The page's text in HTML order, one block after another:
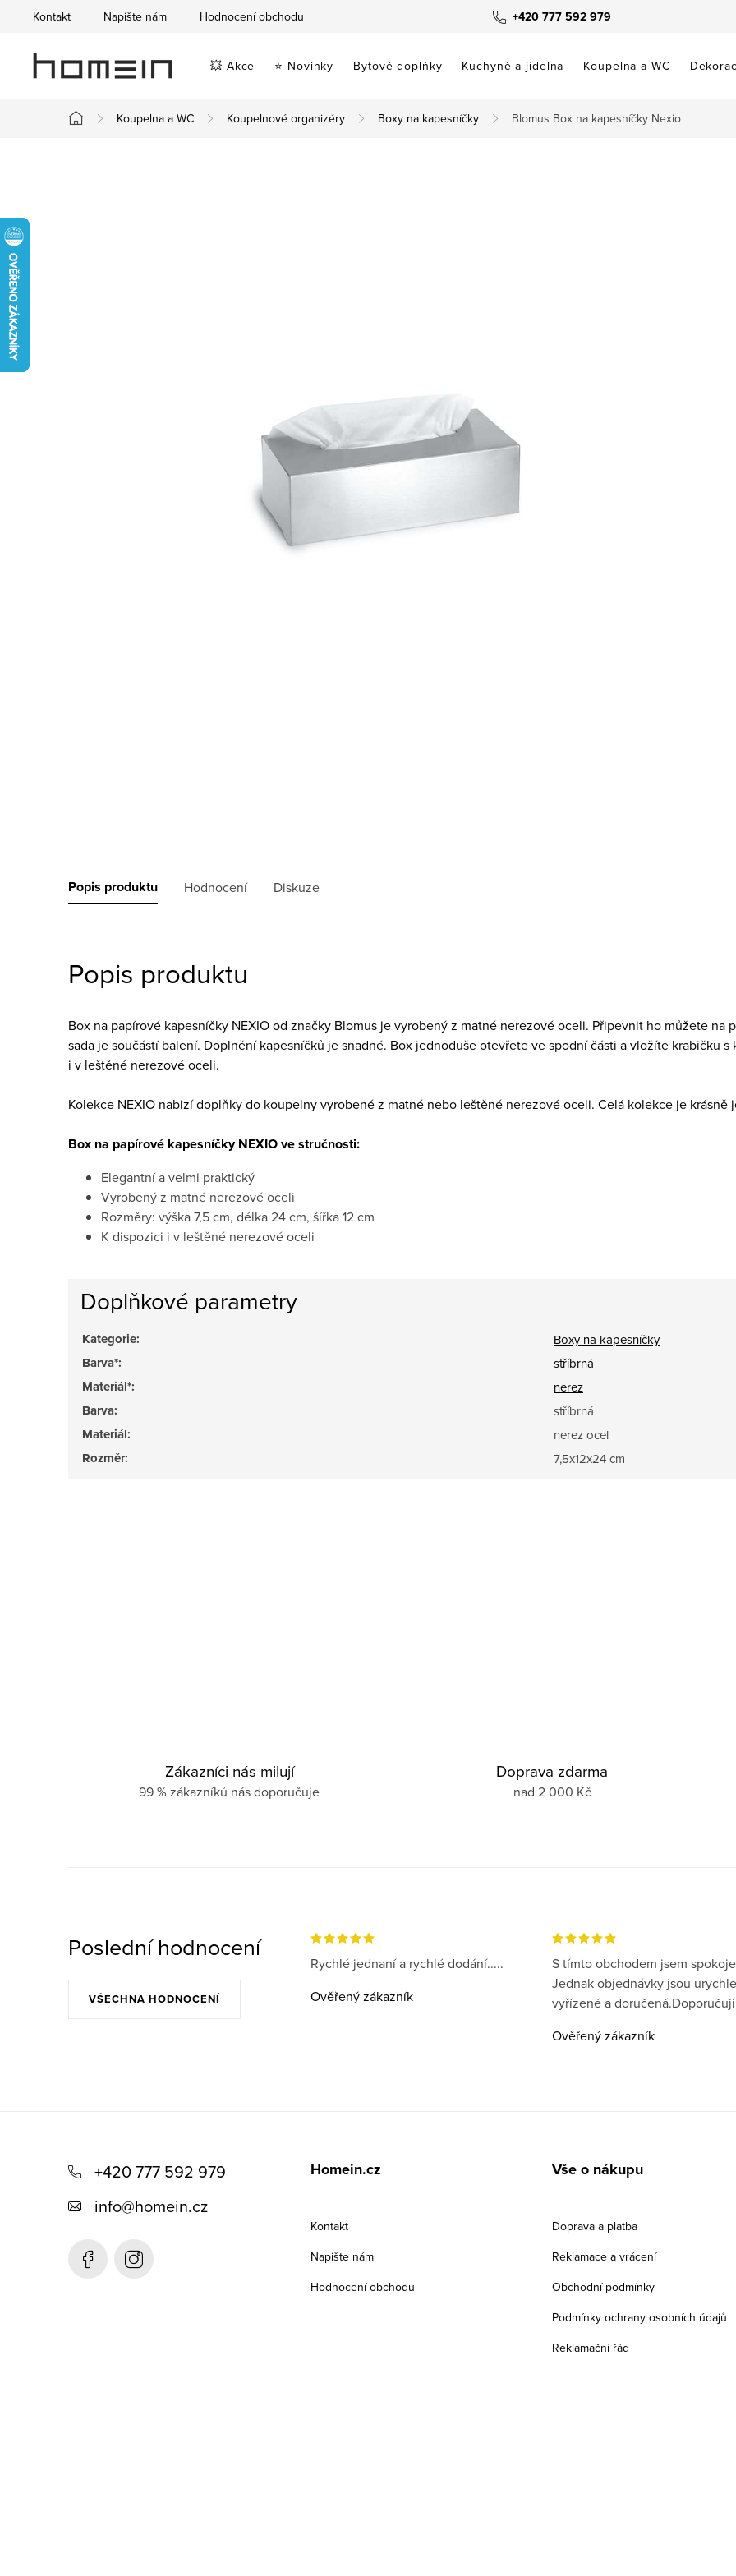
obsah
+420 777 592 979
Kontakt Napište nám Hodnocení obchodu
💥 Akce ⭐ Novinky Bytové doplňky Kuchyně a jídelna Koupelna a WC
Domů
Koupelna a WC Koupelnové organizéry Boxy na kapesníčky Blomus Box na kapesníčky Nexio
Popis produktu Hodnocení Diskuze
Popis produktu
Box na papírové kapesníčky NEXIO od značky Blomus je vyrobený z matné nerezové oceli. Připevnit ho můžete na
sada je součástí balení. Doplnění kapesníčků je snadné. Box jednoduše otevřete ve spodní části a vložíte krabičku s
i v leštěné nerezové oceli.
Kolekce NEXIO nabizí doplňky do koupelny vyrobené z matné nebo leštěné nerezové oceli. Celá kolekce je krásně
Box na papírové kapesníčky NEXIO ve stručnosti:
Elegantní a velmi praktický
Vyrobený z matné nerezové oceli
Rozměry: výška 7,5 cm, délka 24 cm, šířka 12 cm
K dispozici i v leštěné nerezové oceli
Doplňkové parametry
Kategorie: Boxy na kapesníčky
Barva*: stříbrná
Materiál*: nerez
Barva: stříbrná
Materiál: nerez ocel
Rozměr: 7,5x12x24 cm
Zákazníci nás milují
99 % zákazníků nás doporučuje
Doprava zdarma
nad 2 000 Kč
Poslední hodnocení
VŠECHNA HODNOCENÍ
Rychlé jednaní a rychlé dodání.....
Ověřený zákazník
S tímto obchodem jsem
Jednak objednávky jsou
vyřízené a
Ověřený zákazník
+420 777 592 979
info@homein.cz
Homein.cz
Kontakt
Napište nám
Hodnocení obchodu
Vše o nákupu
Doprava a platba
Reklamace a vrácení
Obchodní podmínky
Podmínky ochrany osobních údajů
Reklamační řád